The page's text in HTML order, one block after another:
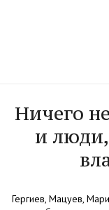
Ничего
и
Гергиев, Мацуев,